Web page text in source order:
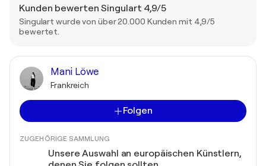
Kunden bewerten Singulart 4,9/5
Singulart wurde von über 20.000 Kunden mit 4,9/5
bewertet.
Mani Löwe
Frankreich
Folgen
ZUGEHÖRIGE SAMMLUNG
Unsere Auswahl an europäischen Künstlern,